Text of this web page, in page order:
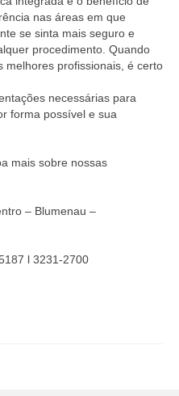
nas áreas em que
se sinta mais seguro e
procedimento. Quando
melhores profissionais, é certo
necessárias para
forma possível e sua
mais sobre nossas
– Blumenau –
l 3231-2700